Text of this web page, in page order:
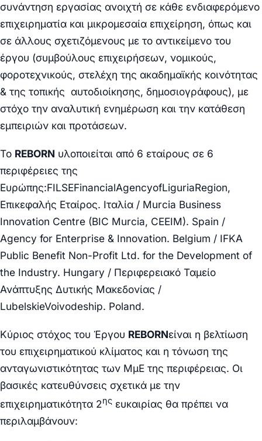
συνάντηση εργασίας ανοιχτή σε κάθε ενδιαφερόμενο
επιχειρηματία και μικρομεσαία επιχείρηση, όπως και
σε άλλους σχετιζόμενους με το αντικείμενο του
έργου (συμβούλους επιχειρήσεων, νομικούς,
φοροτεχνικούς, στελέχη της ακαδημαϊκής κοινότητας
& της τοπικής αυτοδιοίκησης, δημοσιογράφους), με
στόχο την αναλυτική ενημέρωση και την κατάθεση
εμπειριών και προτάσεων.
Το REBORN υλοποιείται από 6 εταίρους σε 6
περιφέρειες της
Ευρώπης:FILSEFinancialAgencyofLiguriaRegion,
Επικεφαλής Εταίρος. Ιταλία / Murcia Business
Innovation Centre (BIC Murcia, CEEIM). Spain /
Agency for Enterprise & Innovation. Belgium / IFKA
Public Benefit Non-Profit Ltd. for the Development of
the Industry. Hungary / Περιφερειακό Ταμείο
Ανάπτυξης Δυτικής Μακεδονίας /
LubelskieVoivodeship. Poland.
Κύριος στόχος του Έργου REBORNείναι η βελτίωση
του επιχειρηματικού κλίματος και η τόνωση της
ανταγωνιστικότητας των ΜμΕ της περιφέρειας. Οι
βασικές κατευθύνσεις σχετικά με την
επιχειρηματικότητα 2ης ευκαιρίας θα πρέπει να
περιλαμβάνουν: